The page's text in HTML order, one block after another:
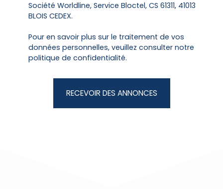
Société Worldline, Service Bloctel, CS 61311, 41013
BLOIS CEDEX.
Pour en savoir plus sur le traitement de vos
données personnelles, veuillez consulter notre
politique de confidentialité.
RECEVOIR DES ANNONCES